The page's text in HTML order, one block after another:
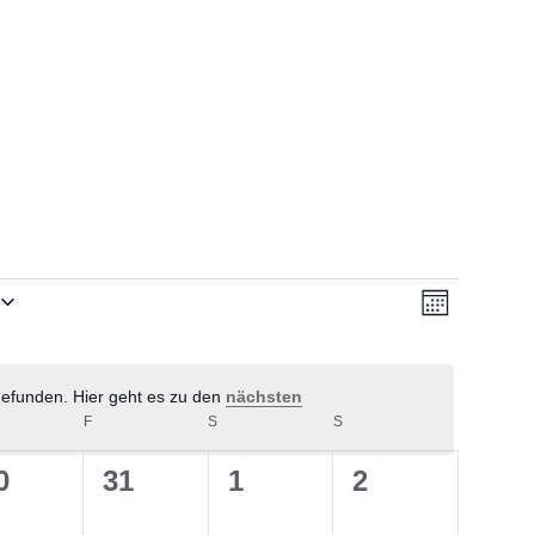
Hier geht es zu den nächsten
Ansichten-
Navigation
Ansichten-
Monat
FFREITAG S S
0
31
0
1
0
2